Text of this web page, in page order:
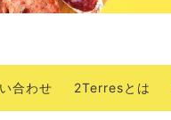
合わせ 2Terresとは